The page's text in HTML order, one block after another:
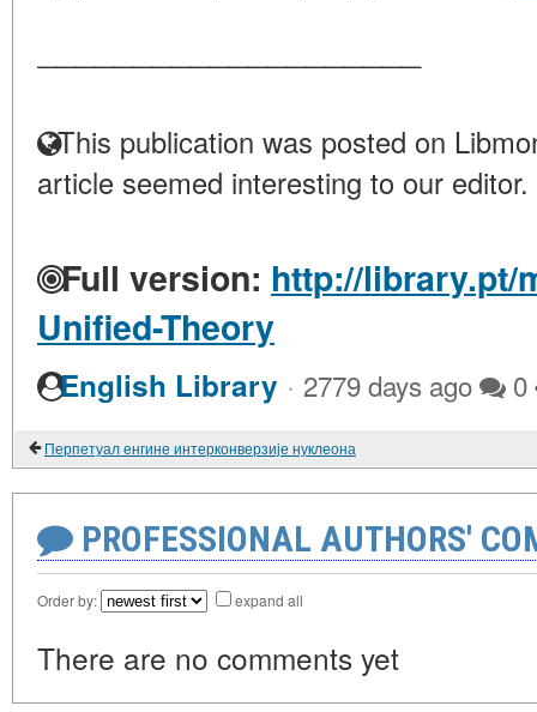
This publication was posted on
article seemed interesting to our editor.
Full version: http://library.pt/
Unified-Theory
English Library · 2779 days ago 0
Перпетуал енгине интерконверзије нуклеона
PROFESSIONAL AUTHORS'
Order by: expand all
There are no comments yet